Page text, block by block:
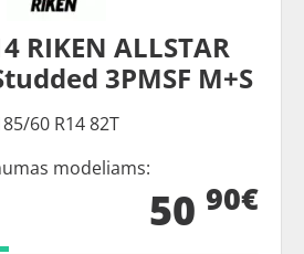
RIKEN ALLSTAR
3PMSF M+S
60 R14 82T
modeliams:
50 90€